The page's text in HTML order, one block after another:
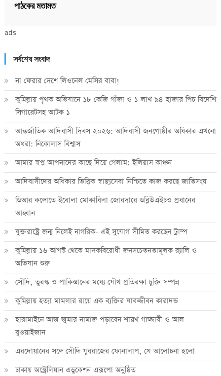
পাঠকের মতামত
ads
সর্বশেষ সংবাদ
না ফেরার দেশে লিওনেল মেসির বাবা!
কুমিল্লায় পৃথক অভিযানে ১৮ কেজি গাঁজা ও ১ লাখ ৯৪ হাজার পিচ বিদেশি
সিগারেটসহ আটক ১
আন্তর্জাতিক আদিবাসী দিবস ২০২৬: আদিবাসী জনগোষ্ঠীর অধিকার এখনো
অধরা: নিকোলাস বিশ্বাস
আমার স্বপ্ন আপনাদের কাছে দিয়ে গেলাম: ইলিয়াস কাঞ্চন
আদিবাসীদের অধিকার ভিত্তিক স্বাস্থ্যসেবা নিশ্চিতে কাজ করছে জাতিসংঘ
ডিআর কঙ্গোতে ইবোলা মোকাবিলা জোরদারে ডব্লিউএইচও প্রধানের
আহ্বান
যুক্তরাষ্ট্রে জন্ম নিলেই নাগরিক- এই সুযোগ সীমিত করছেন ট্রাম্প
কুমিল্লায় ১৬ আগস্ট থেকে মাদকবিরোধী জনসচেতনতামূলক র‍্যালি ও
অভিযান শুরু
সৌদি, তুরস্ক ও পাকিস্তানের মধ্যে যৌথ প্রতিরক্ষা চুক্তি সম্পন্ন
কুমিল্লায় হত্যা মামলার রায়ে এক ব্যক্তির যাবজ্জীবন কারাদন্ড
হারামাইনে আজ জুমার নামাজ পড়াবেন শায়খ গাজ্জাবী ও আল-
বুওয়াইজান
এরদোয়ানের সঙ্গে সৌদি যুবরাজের ফোনালাপ, যে আলোচনা হলো
ঢাকায় অস্ট্রেলিয়ান এডুকেশন এক্সপো অনুষ্ঠিত